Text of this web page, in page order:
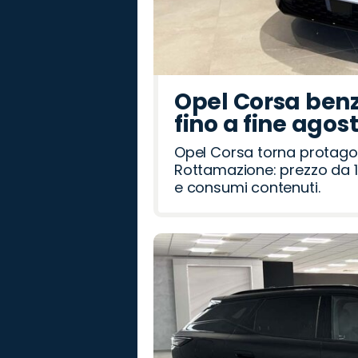
Opel Corsa
fino a fine
Opel Corsa torna
Rottamazione: prezzo da
e consumi contenuti.